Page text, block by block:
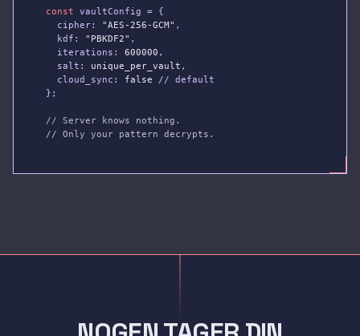
const vaultConfig = {
  cipher:
"AES-256-GCM" ,
  kdf:
"PBKDF2" ,
  iterations:
600000 ,
  salt:
unique_per_vault ,
  cloud_sync:
false // default
};
// Server knows nothing.
// Only your pattern decrypts.